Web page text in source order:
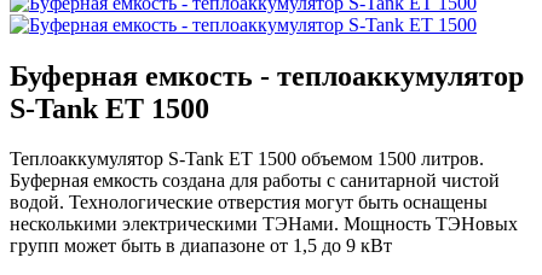
Буферная емкость - теплоаккумулятор
S-Tank ET 1500
Теплоаккумулятор S-Tank ET 1500 объемом 1500 литров.
Буферная емкость создана для работы с санитарной чистой
водой. Технологические отверстия могут быть оснащены
несколькими электрическими ТЭНами. Мощность ТЭНовых
групп может быть в диапазоне от 1,5 до 9 кВт